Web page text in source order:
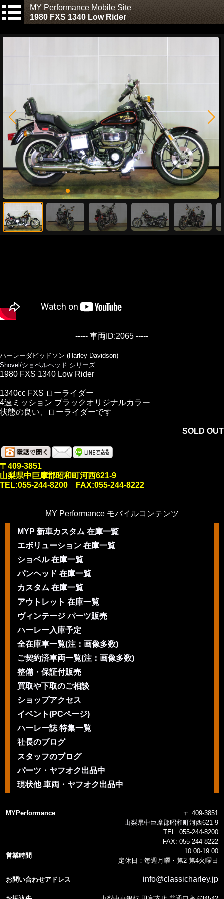
MY Performance Mobile Site
1980 FXS 1340 Low Rider
----- 車両ID:2065 -----
ハーレーダビッドソン (Harley Davidson)
Shovel/ショベルヘッド シリーズ
1980 FXS 1340 Low Rider
1340cc FXS ローライダー
4速ミッション ブラックオリジナルカラー
状態の良い、ローライダーです
SOLD OUT
〒409-3851
山梨県中巨摩郡昭和町河西621-9
TEL:055-244-8200 FAX:055-244-8222
MY Performance モバイルコンテンツ
MYP 新車カスタム 在庫一覧
エボリューション 在庫一覧
ショベル 在庫一覧
パンヘッド 在庫一覧
カスタム 在庫一覧
アウトレット 在庫一覧
ヴィンテージ パーツ販売
ハーレー入庫予定
全在庫車一覧(注：画像多数)
ご契約済車両一覧(注：画像多数)
整備・保証付販売
買取や下取のご相談
ショップアクセス
イベント(PCページ)
ハーレー誌 特集一覧
社長のブログ
スタッフのブログ
パーツ・ヤフオク出品中
現状他 車両・ヤフオク出品中
MYPerformance
〒 409-3851
山梨県中巨摩郡昭和町河西621-9
TEL: 055-244-8200
FAX: 055-244-8222
営業時間
10:00-19:00
定休日：毎週月曜・第2 第4火曜日
お問い合わせアドレス info@classicharley.jp